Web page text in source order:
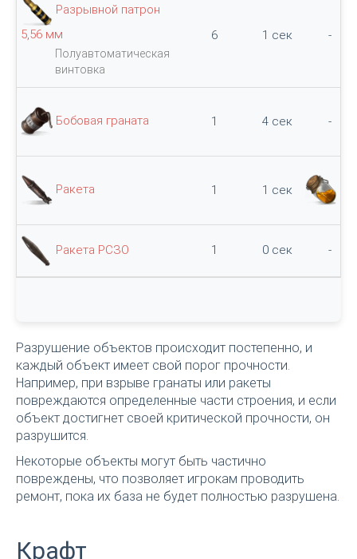
Разрывной патрон
5,56 мм
Полуавтоматическая
винтовка
6 1 сек -
Бобовая граната 1 4 сек -
Ракета 1 1 сек
Ракета РСЗО 1 0 сек -
Разрушение объектов происходит постепенно, и
каждый объект имеет свой порог прочности.
Например, при взрыве гранаты или ракеты
повреждаются определенные части строения, и если
объект достигнет своей критической прочности, он
разрушится.
Некоторые объекты могут быть частично
повреждены, что позволяет игрокам проводить
ремонт, пока их база не будет полностью разрушена.
Крафт